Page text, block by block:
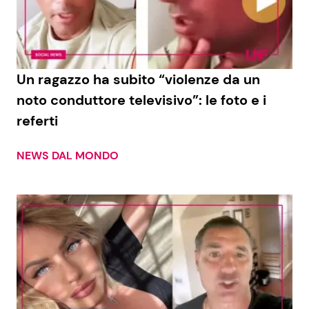
Economia
Persone Scomparse
Politica
Fiction e Serie TV
Programmi TV
News Cinema
News Musica
News Spettacolo
News dal mondo
Un ragazzo ha subito “violenze da un
noto conduttore televisivo”: le foto e i
referti
NEWS DAL MONDO